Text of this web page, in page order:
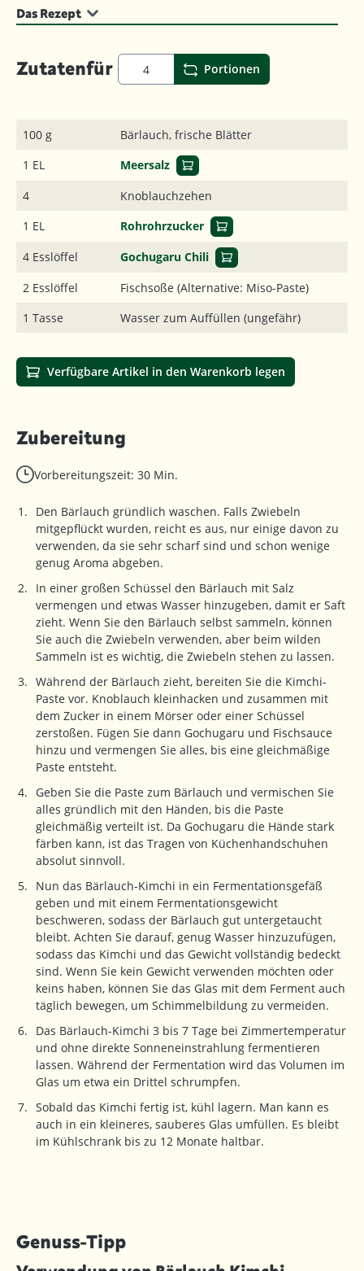
Das Rezept
Zutatenfür Portionen
100 g
Bärlauch, frische Blätter
1 EL
Meersalz
4
Knoblauchzehen
1 EL
Rohrohrzucker
4 Esslöffel
Gochugaru Chili
2 Esslöffel
Fischsoße (Alternative: Miso-Paste)
1 Tasse
Wasser zum Auffüllen (ungefähr)
Verfügbare Artikel in den Warenkorb legen
Zubereitung
Vorbereitungszeit: 30 Min.
Den Bärlauch gründlich waschen. Falls Zwiebeln
mitgepflückt wurden, reicht es aus, nur einige davon zu
verwenden, da sie sehr scharf sind und schon wenige
genug Aroma abgeben.
In einer großen Schüssel den Bärlauch mit Salz
vermengen und etwas Wasser hinzugeben, damit er Saft
zieht. Wenn Sie den Bärlauch selbst sammeln, können
Sie auch die Zwiebeln verwenden, aber beim wilden
Sammeln ist es wichtig, die Zwiebeln stehen zu lassen.
Während der Bärlauch zieht, bereiten Sie die Kimchi-
Paste vor. Knoblauch kleinhacken und zusammen mit
dem Zucker in einem Mörser oder einer Schüssel
zerstoßen. Fügen Sie dann Gochugaru und Fischsauce
hinzu und vermengen Sie alles, bis eine gleichmäßige
Paste entsteht.
Geben Sie die Paste zum Bärlauch und vermischen Sie
alles gründlich mit den Händen, bis die Paste
gleichmäßig verteilt ist. Da Gochugaru die Hände stark
färben kann, ist das Tragen von Küchenhandschuhen
absolut sinnvoll.
Nun das Bärlauch-Kimchi in ein Fermentationsgefäß
geben und mit einem Fermentationsgewicht
beschweren, sodass der Bärlauch gut untergetaucht
bleibt. Achten Sie darauf, genug Wasser hinzuzufügen,
sodass das Kimchi und das Gewicht vollständig bedeckt
sind. Wenn Sie kein Gewicht verwenden möchten oder
keins haben, können Sie das Glas mit dem Ferment auch
täglich bewegen, um Schimmelbildung zu vermeiden.
Das Bärlauch-Kimchi 3 bis 7 Tage bei Zimmertemperatur
und ohne direkte Sonneneinstrahlung fermentieren
lassen. Während der Fermentation wird das Volumen im
Glas um etwa ein Drittel schrumpfen.
Sobald das Kimchi fertig ist, kühl lagern. Man kann es
auch in ein kleineres, sauberes Glas umfüllen. Es bleibt
im Kühlschrank bis zu 12 Monate haltbar.
Genuss-Tipp